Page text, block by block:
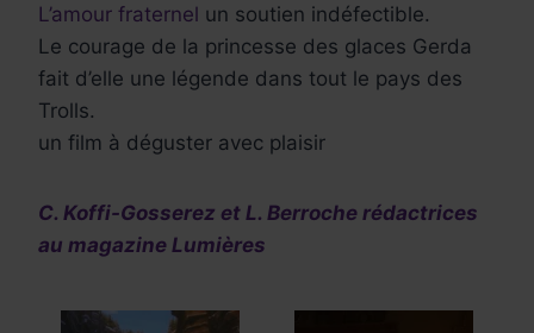
L’amour fraternel un soutien indéfectible.
Le courage de la princesse des glaces Gerda
fait d’elle une légende dans tout le pays des
Trolls.
un film à déguster avec plaisir
C. Koffi-Gosserez et L. Berroche rédactrices
au magazine Lumières